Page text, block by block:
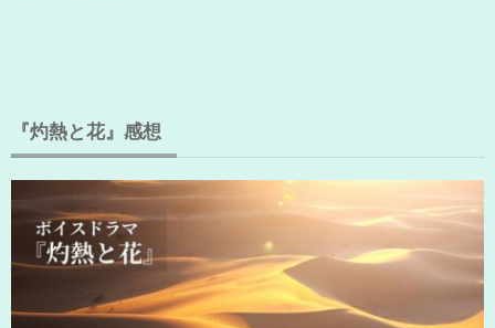
『灼熱と花』感想